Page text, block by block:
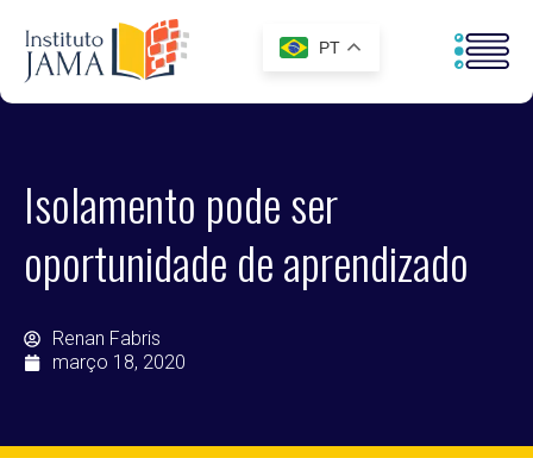
PT
Isolamento pode ser
oportunidade de aprendizado
Renan Fabris
março 18, 2020